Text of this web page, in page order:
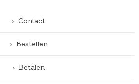
Contact
Bestellen
Betalen